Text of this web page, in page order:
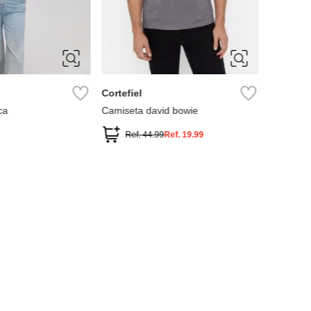
XL
XL
XXL
XXXL
Cortefiel
Camiseta david bowie
Ref.44.99Ref.19.99